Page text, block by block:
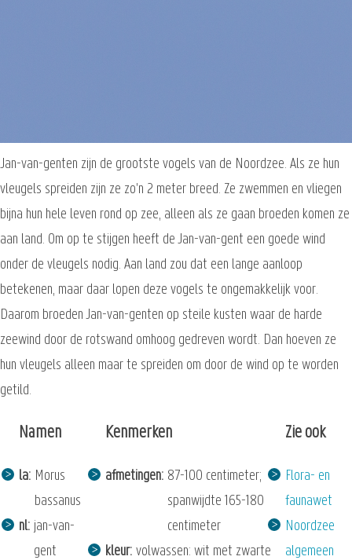
Jan-van-genten zijn de grootste vogels van de Noordzee. Als ze hun
vleugels spreiden zijn ze zo'n 2 meter breed. Ze zwemmen en vliegen
bijna hun hele leven rond op zee, alleen als ze gaan broeden komen ze
aan land. Om op te stijgen heeft de Jan-van-gent een goede wind
onder de vleugels nodig. Aan land zou dat een lange aanloop
betekenen, maar daar lopen deze vogels te ongemakkelijk voor.
Daarom broeden Jan-van-genten op steile kusten waar de harde
zeewind door de rotswand omhoog gedreven wordt. Dan hoeven ze
hun vleugels alleen maar te spreiden om door de wind op te worden
getild.
Namen
la Morus
bassanus
nl jan-van-
gent
Kenmerken
afmetingen 87-100 centimeter;
spanwijdte 165-180
centimeter
kleur volwassen: wit met zwarte
Zie ook
Flora- en
faunawet
Noordzee
algemeen